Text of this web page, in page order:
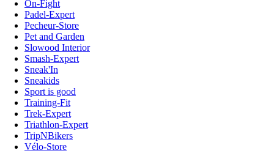
On-Fight
Padel-Expert
Pecheur-Store
Pet and Garden
Slowood Interior
Smash-Expert
Sneak'In
Sneakids
Sport is good
Training-Fit
Trek-Expert
Triathlon-Expert
TripNBikers
Vélo-Store